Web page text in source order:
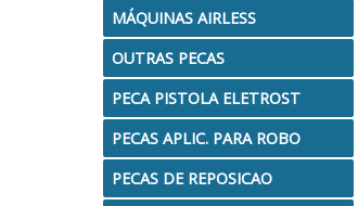
MÁQUINAS AIRLESS
OUTRAS PECAS
PECA PISTOLA ELETROST
PECAS APLIC. PARA ROBO
PECAS DE REPOSICAO